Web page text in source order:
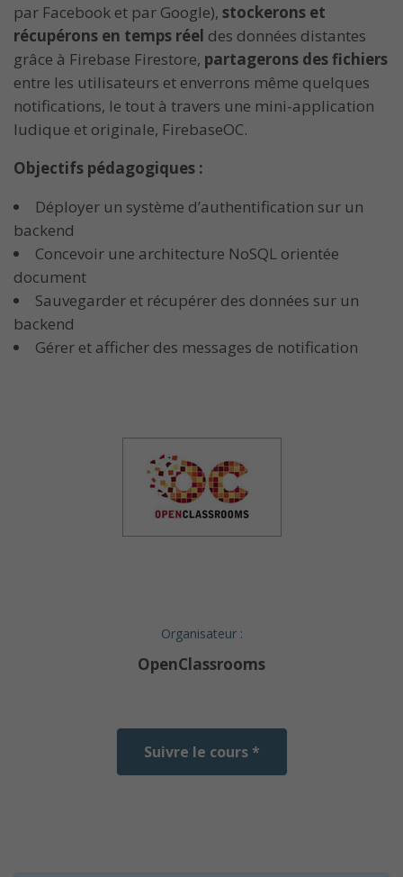
par Facebook et par Google), stockerons et
récupérons en temps réel des données distantes
grâce à Firebase Firestore, partagerons des fichiers
entre les utilisateurs et enverrons même quelques
notifications, le tout à travers une mini-application
ludique et originale, FirebaseOC.
Objectifs pédagogiques :
Déployer un système d’authentification sur un
backend
Concevoir une architecture NoSQL orientée
document
Sauvegarder et récupérer des données sur un
backend
Gérer et afficher des messages de notification
Organisateur :
OpenClassrooms
Suivre le cours *